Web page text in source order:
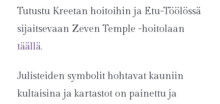
Tutustu Kreetan hoitoihin ja Etu-Töölössä
sijaitsevaan Zeven Temple -hoitolaan
täällä.
Julisteiden symbolit hohtavat kauniin
kultaisina ja kartastot on painettu ja